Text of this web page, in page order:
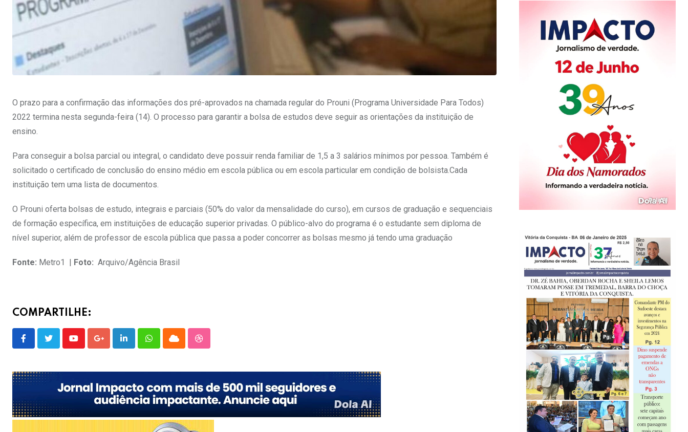
O prazo para a confirmação das informações dos pré-aprovados na chamada regular do Prouni (Programa Universidade Para Todos)
2022 termina nesta segunda-feira (14). O processo para garantir a bolsa de estudos deve seguir as orientações da instituição de
ensino.
Para conseguir a bolsa parcial ou integral, o candidato deve possuir renda familiar de 1,5 a 3 salários mínimos por pessoa. Também é
solicitado o certificado de conclusão do ensino médio em escola pública ou em escola particular em condição de bolsista.Cada
instituição tem uma lista de documentos.
O Prouni oferta bolsas de estudo, integrais e parciais (50% do valor da mensalidade do curso), em cursos de graduação e sequenciais
de formação específica, em instituições de educação superior privadas. O público-alvo do programa é o estudante sem diploma de
nível superior, além de professor de escola pública que passa a poder concorrer as bolsas mesmo já tendo uma graduação
Fonte: Metro1 | Foto: Arquivo/Agência Brasil
COMPARTILHE:
YoutubeGoogle+LinkedInWhatsappCloud StumbleUpon